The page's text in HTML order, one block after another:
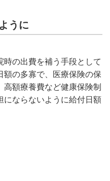
うに
時の出費を補う手段として
額の多寡で、医療保険の保
額療養費など健康保険制
にならないように給付日額